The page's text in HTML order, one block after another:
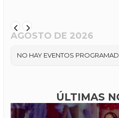
AGOSTO DE 2026
NO HAY EVENTOS
ÚLTIMAS